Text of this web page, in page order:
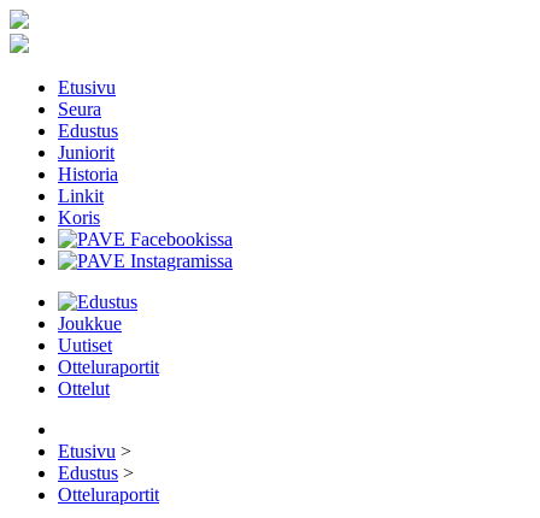
Etusivu
Seura
Edustus
Juniorit
Historia
Linkit
Koris
Joukkue
Uutiset
Otteluraportit
Ottelut
Etusivu >
Edustus >
Otteluraportit